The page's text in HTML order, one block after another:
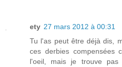
ety 27 mars 2012 à 00:31
Tu l'as peut être déjà dis,
ces derbies compensées
l'oeil, mais je trouve